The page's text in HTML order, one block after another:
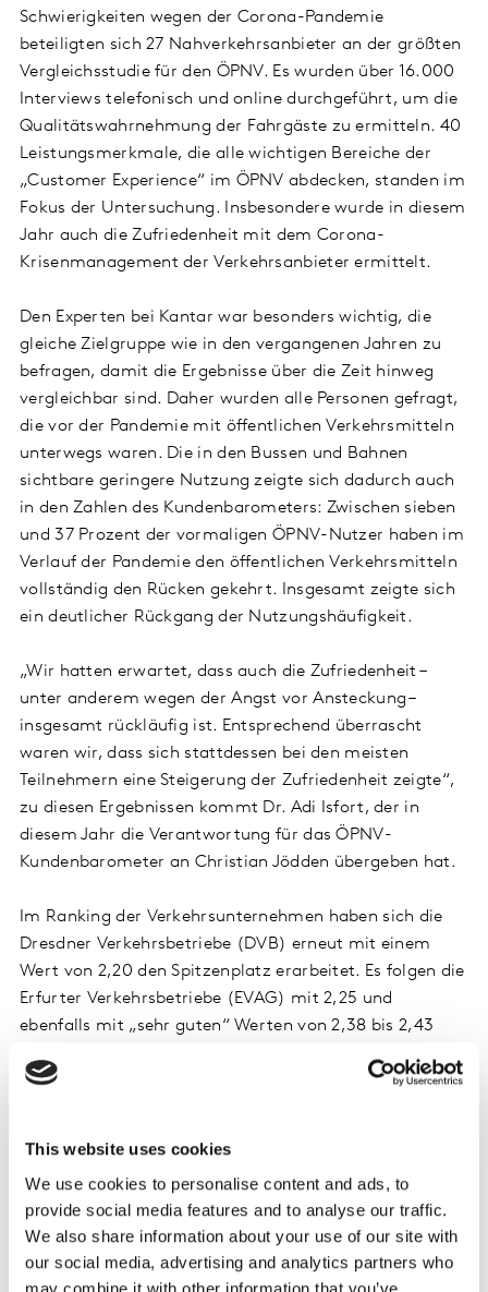
This website uses cookies
We use cookies to personalise content and ads, to
provide social media features and to analyse our traffic.
We also share information about your use of our site with
our social media, advertising and analytics partners who
may combine it with other information that you’ve
Schwierigkeiten wegen der Corona-Pandemie
beteiligten sich 27 Nahverkehrsanbieter an der größten
Vergleichsstudie für den ÖPNV. Es wurden über 16.000
Interviews telefonisch und online durchgeführt, um die
Qualitätswahrnehmung der Fahrgäste zu ermitteln. 40
Leistungsmerkmale, die alle wichtigen Bereiche der
„Customer Experience“ im ÖPNV abdecken, standen im
Fokus der Untersuchung. Insbesondere wurde in diesem
Jahr auch die Zufriedenheit mit dem Corona-
Krisenmanagement der Verkehrsanbieter ermittelt.
Den Experten bei Kantar war besonders wichtig, die
gleiche Zielgruppe wie in den vergangenen Jahren zu
befragen, damit die Ergebnisse über die Zeit hinweg
vergleichbar sind. Daher wurden alle Personen gefragt,
die vor der Pandemie mit öffentlichen Verkehrsmitteln
unterwegs waren. Die in den Bussen und Bahnen
sichtbare geringere Nutzung zeigte sich dadurch auch
in den Zahlen des Kundenbarometers: Zwischen sieben
und 37 Prozent der vormaligen ÖPNV-Nutzer haben im
Verlauf der Pandemie den öffentlichen Verkehrsmitteln
vollständig den Rücken gekehrt. Insgesamt zeigte sich
ein deutlicher Rückgang der Nutzungshäufigkeit.
„Wir hatten erwartet, dass auch die Zufriedenheit –
unter anderem wegen der Angst vor Ansteckung –
insgesamt rückläufig ist. Entsprechend überrascht
waren wir, dass sich stattdessen bei den meisten
Teilnehmern eine Steigerung der Zufriedenheit zeigte“,
zu diesen Ergebnissen kommt Dr. Adi Isfort, der in
diesem Jahr die Verantwortung für das ÖPNV-
Kundenbarometer an Christian Jödden übergeben hat.
Im Ranking der Verkehrsunternehmen haben sich die
Dresdner Verkehrsbetriebe (DVB) erneut mit einem
Wert von 2,20 den Spitzenplatz erarbeitet. Es folgen die
Erfurter Verkehrsbetriebe (EVAG) mit 2,25 und
ebenfalls mit „sehr guten“ Werten von 2,38 bis 2,43
Zeiten vor der Pandemie.“, fasst Christian Jödden die
Resultate zusammen. Abgewanderte ÖPNV-Nutzer
sind nicht unzufriedener als die verbliebenen Nutzer.
Dieses überraschende Ergebnis erklärt Jödden mit dem